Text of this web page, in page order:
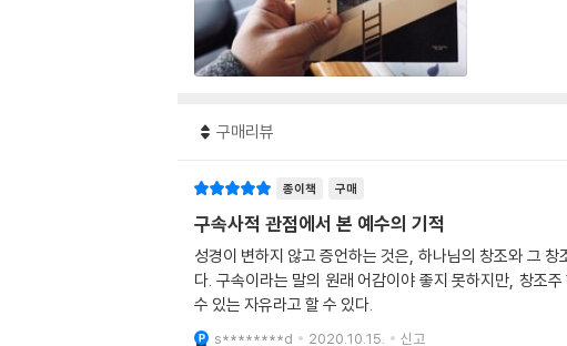
구매리뷰
종이책 구매
구속사적 관점에서 본 예수의 기적
성경이 변하지 않고 증언하는 것은, 하나님의 창조와 그
다. 구속이라는 말의 원래 어감이야 좋지 못하지만, 창조
수 있는 자유라고 할 수 있다.
s********d 2020.10.15. 신고